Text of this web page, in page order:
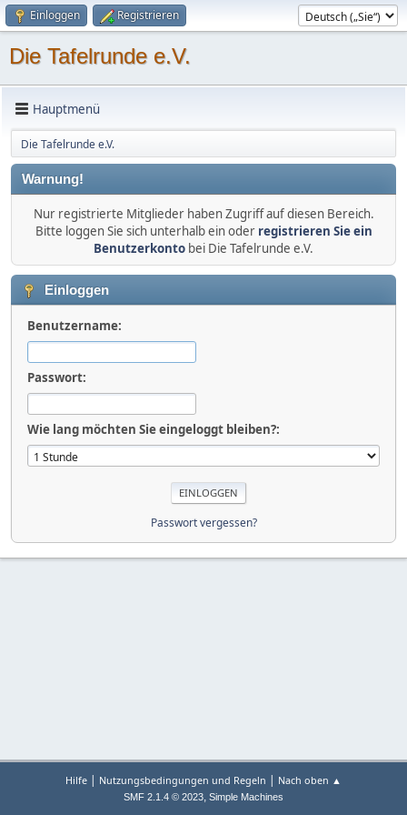
Einloggen Registrieren
Die Tafelrunde e.V.
Hauptmenü
Die Tafelrunde e.V.
Warnung!
Nur registrierte Mitglieder haben Zugriff auf diesen Bereich.
Bitte loggen Sie sich unterhalb ein oder registrieren Sie ein
Benutzerkonto bei Die Tafelrunde e.V.
Einloggen
Benutzername:
Passwort:
Wie lang möchten Sie eingeloggt bleiben?:
Passwort vergessen?
Hilfe | Nutzungsbedingungen und Regeln | Nach oben ▲
SMF 2.1.4 © 2023, Simple Machines